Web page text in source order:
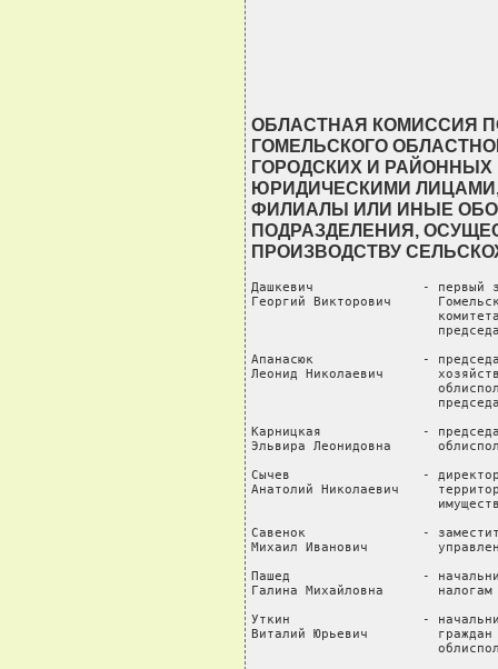
ОБЛАСТНАЯ КОМИССИЯ
ГОМЕЛЬСКОГО
ГОРОДСКИХ И
ЮРИДИЧЕСКИМИ
ФИЛИАЛЫ ИЛИ ИНЫЕ
ПОДРАЗДЕЛЕНИЯ,
ПРОИЗВОДСТВУ
Дашкевич              - первый
Георгий Викторович
Апанасюк              -
Леонид Николаевич
Карницкая             -
Эльвира Леонидовна
Сычев                 - директор
Анатолий Николаевич
Савенок               -
Михаил Иванович
Пашед                 - начальник
Галина Михайловна       налогам
Уткин                 - начальник
Виталий Юрьевич         граждан